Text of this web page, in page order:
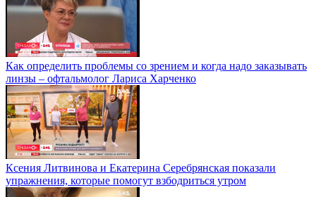
Как определить проблемы со зрением и когда надо заказывать
линзы – офтальмолог Лариса Харченко
Ксения Литвинова и Екатерина Серебрянская показали
упражнения, которые помогут взбодриться утром